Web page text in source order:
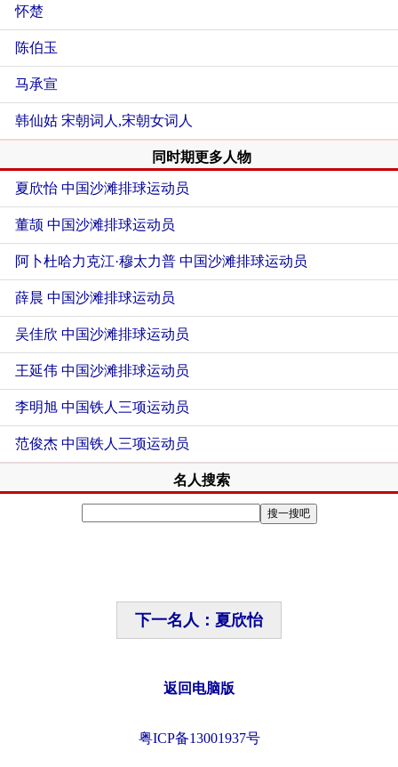
怀楚
陈伯玉
马承宣
韩仙姑 宋朝词人,宋朝女词人
同时期更多人物
夏欣怡 中国沙滩排球运动员
董颉 中国沙滩排球运动员
阿卜杜哈力克江·穆太力普 中国沙滩排球运动员
薛晨 中国沙滩排球运动员
吴佳欣 中国沙滩排球运动员
王延伟 中国沙滩排球运动员
李明旭 中国铁人三项运动员
范俊杰 中国铁人三项运动员
名人搜索
下一名人：夏欣怡
返回电脑版
粤ICP备13001937号